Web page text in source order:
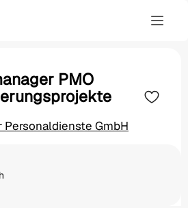
PMO
Personaldienste GmbH